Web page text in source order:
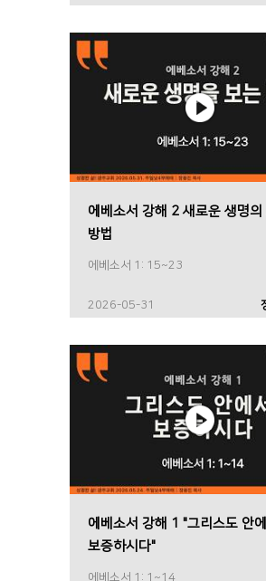
에베소서 강해 2 새로운 생명의
방법
에베소서 1: 15~23
2026-05-31
에베소서 강해 1 "그리스도 안
보증하시다"
에베소서 1: 1~14